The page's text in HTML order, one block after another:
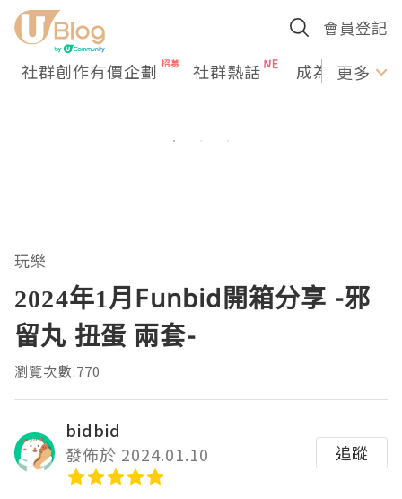
會員登記
社群創作有價企劃 社群熱話 成為U更多
玩樂
2024年1月Funbid開箱分享 -邪
留丸 扭蛋 兩套-
瀏覽次數:770
bidbid
發佈於 2024.01.10
追蹤